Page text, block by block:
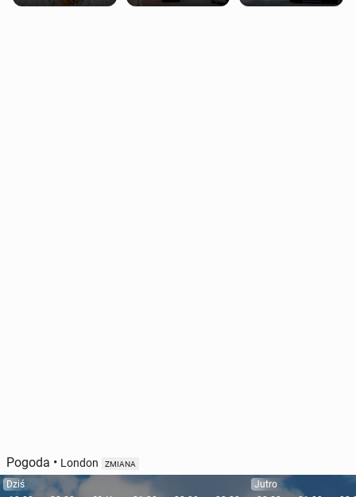
supermarketów
najlepszych
Londynie
Pogoda • London ZMIANA
Dziś
Jutro